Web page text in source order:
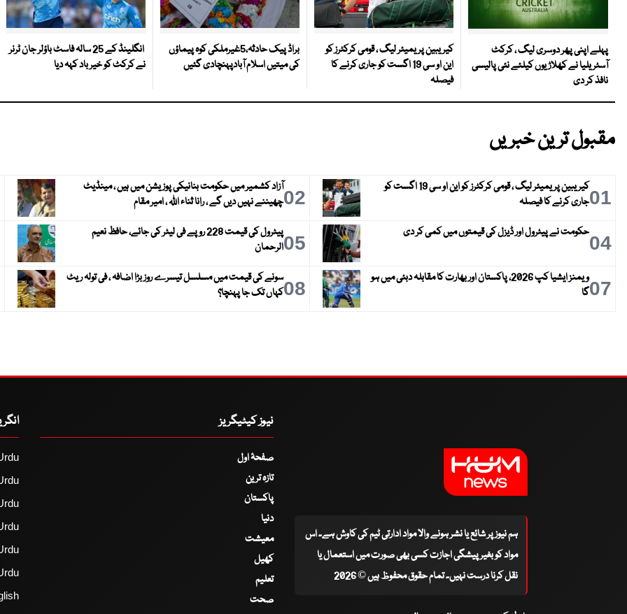
پہلے اپنی پھر دوسری لیگ ، کرکٹ
آسٹریلیا نے کھلاڑیوں کیلئے نئی پالیسی
نافذ کر دی
کیریبین پریمیئر لیگ ، قومی کرکٹرز کو
این او سی 19 اگست کو جاری کرنے کا
فیصلہ
براڈ پیک حادثہ،5غیرملکی کوہ پیماؤں
کی میتیں اسلام آبادپہنچادی گئیں
انگلینڈ کے 25 سالہ فاسٹ باؤلر جان ٹرنر
نے کرکٹ کو خیر باد کہہ دیا
مقبول ترین خبریں
01
کیریبین پریمیئر لیگ ، قومی کرکٹرز کو این او سی 19 اگست کو
جاری کرنے کا فیصلہ
02آزاد کشمیر میں حکومت بنانیکی پوزیشن میں ہیں ، مینڈیٹ
چھیننے نہیں دیں گے ، رانا ثناء اللہ ، امیر مقام
04حکومت نے پیٹرول اور ڈیزل کی قیمتوں میں کمی کر دی 05
پیٹرول کی قیمت 228 روپے فی لیٹر کی جائے، حافظ نعیم
الرحمان
07
ویمنز ایشیا کپ 2026، پاکستان اور بھارت کا مقابلہ دبئی میں ہو
گا
08سونے کی قیمت میں مسلسل تیسرے روز بڑا اضافہ ، فی تولہ ریٹ
کہاں تک جا پہنچا؟
ہم نیوز پر شائع یا نشر ہونے والا مواد ادارتی ٹیم کی کاوش ہے۔ اس
مواد کو بغیر پیشگی اجازت کسی بھی صورت میں استعمال یا
نقل کرنا درست نہیں۔ تمام حقوق محفوظ ہیں © 2026
نیوز کیٹیگریز
صفحۂ اول
تازہ ترین
پاکستان
دنیا
معیشت
کھیل
تعلیم
صحت